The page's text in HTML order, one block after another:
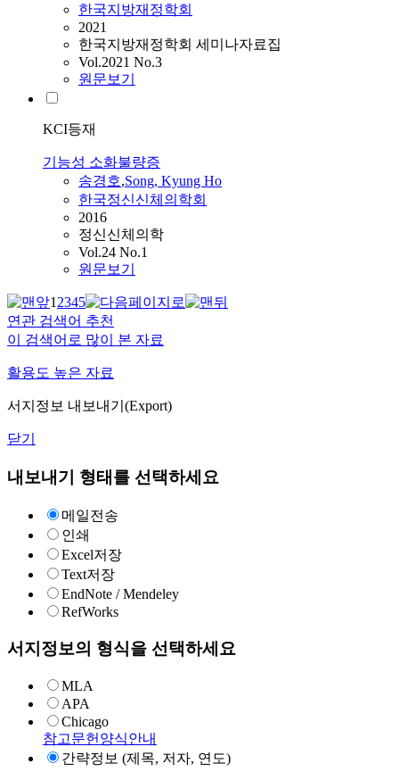
한국지방재정학회
2021
한국지방재정학회 세미나자료집
Vol.2021 No.3
원문보기
KCI등재
기능성 소화불량증
송경호,Song, Kyung Ho
한국정신신체의학회
2016
정신신체의학
Vol.24 No.1
원문보기
12345
연관 검색어 추천
이 검색어로 많이 본 자료
활용도 높은 자료
서지정보 내보내기(Export)
닫기
내보내기 형태를 선택하세요
메일전송
인쇄
Excel저장
Text저장
EndNote / Mendeley
RefWorks
서지정보의 형식을 선택하세요
MLA
APA
Chicago
참고문헌양식안내
간략정보 (제목, 저자, 연도)